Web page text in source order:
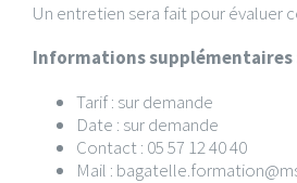
Un entretien sera fait pour évaluer
Informations supplémentaires
Tarif : sur demande
Date : sur demande
Contact : 05 57 12 40 40
Mail :